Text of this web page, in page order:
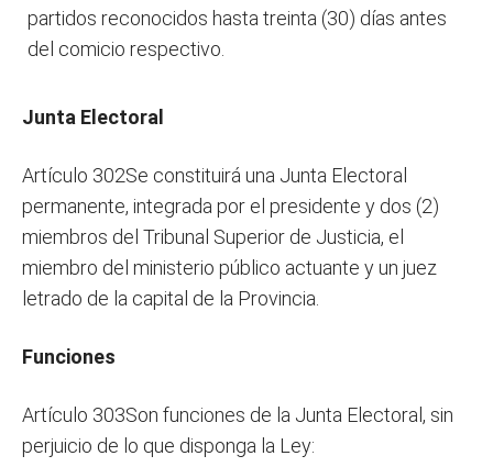
partidos reconocidos hasta treinta (30) días antes
del comicio respectivo.
Junta Electoral
Artículo 302Se constituirá una Junta Electoral
permanente, integrada por el presidente y dos (2)
miembros del Tribunal Superior de Justicia, el
miembro del ministerio público actuante y un juez
letrado de la capital de la Provincia.
Funciones
Artículo 303Son funciones de la Junta Electoral, sin
perjuicio de lo que disponga la Ley: